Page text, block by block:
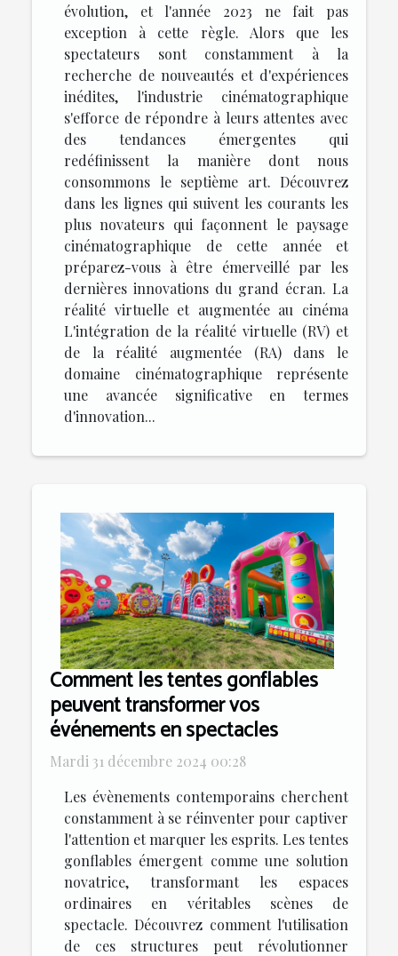
évolution, et l'année 2023 ne fait pas
exception à cette règle. Alors que les
spectateurs sont constamment à la
recherche de nouveautés et d'expériences
inédites, l'industrie cinématographique
s'efforce de répondre à leurs attentes avec
des tendances émergentes qui
redéfinissent la manière dont nous
consommons le septième art. Découvrez
dans les lignes qui suivent les courants les
plus novateurs qui façonnent le paysage
cinématographique de cette année et
préparez-vous à être émerveillé par les
dernières innovations du grand écran. La
réalité virtuelle et augmentée au cinéma
L'intégration de la réalité virtuelle (RV) et
de la réalité augmentée (RA) dans le
domaine cinématographique représente
une avancée significative en termes
d'innovation...
Comment les tentes gonflables
peuvent transformer vos
événements en spectacles
Mardi 31 décembre 2024 00:28
Les évènements contemporains cherchent
constamment à se réinventer pour captiver
l'attention et marquer les esprits. Les tentes
gonflables émergent comme une solution
novatrice, transformant les espaces
ordinaires en véritables scènes de
spectacle. Découvrez comment l'utilisation
de ces structures peut révolutionner